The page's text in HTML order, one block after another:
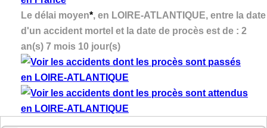
Le délai moyen*, en LOIRE-ATLANTIQUE, entre la date
d'un accident mortel et la date de procès est de : 2
an(s) 7 mois 10 jour(s)